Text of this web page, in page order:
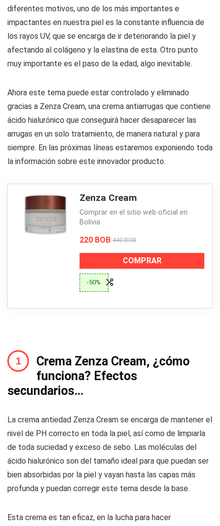
diferentes motivos, uno de los más importantes e
impactantes en nuestra piel es la constante influencia de
los rayos UV, que se encarga de ir deteriorando la piel y
afectando al colágeno y la elastina de esta. Otro punto
muy importante es el paso de la edad, algo inevitable.
Ahora este tema puede estar controlado y eliminado
gracias a Zenza Cream, una crema antiarrugas que contiene
ácido hialurónico que conseguirá hacer desaparecer las
arrugas en un solo tratamiento, de manera natural y para
siempre. En las próximas líneas estaremos exponiendo toda
la información sobre este innovador producto.
Zenza Cream
Comprar en el sitio web oficial en
Bolivia
220 BOB 440 BOB
COMPRAR
-50%
Crema Zenza Cream, ¿cómo
funciona? Efectos
secundarios…
La crema antiedad Zenza Cream se encarga de mantener el
nivel de PH correcto en toda la piel, así como de limpiarla
de toda suciedad y exceso de sebo. Las moléculas del
ácido hialurónico son del tamaño ideal para que puedan ser
bien absorbidas por la piel y vayan hasta las capas más
profunda y puedan corregir este tema desde la base.
Esta crema es tan eficaz, en la lucha para hacer